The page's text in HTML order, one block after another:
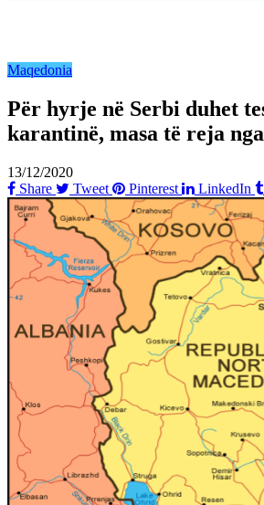
Maqedonia
Për hyrje në Serbi duhet
karantinë, masa të reja
13/12/2020
Share
Tweet Pinterest LinkedIn